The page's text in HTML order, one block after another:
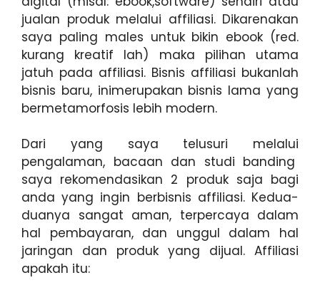
jualan produk melalui affiliasi. Dikarenakan
saya paling males untuk bikin ebook (red.
kurang kreatif lah) maka pilihan utama
jatuh pada affiliasi. Bisnis affiliasi bukanlah
bisnis baru, inimerupakan bisnis lama yang
bermetamorfosis lebih modern.
Dari yang saya telusuri melalui
pengalaman, bacaan dan studi banding
saya rekomendasikan 2 produk saja bagi
anda yang ingin berbisnis affiliasi. Kedua-
duanya sangat aman, terpercaya dalam
hal pembayaran, dan unggul dalam hal
jaringan dan produk yang dijual. Affiliasi
apakah itu: